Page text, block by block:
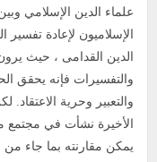
علماء الدين الإسلامي
الإسلاميون لإعادة
الدين القدامى ، حيث
والتفسيرات فإنه يحقق
والتعبير وحرية الاعتقاد.
الأخيرة نشأت في مجتمع
يمكن مقارنته بما جاء من